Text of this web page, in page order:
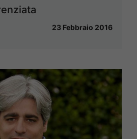
23 Febbraio 2016